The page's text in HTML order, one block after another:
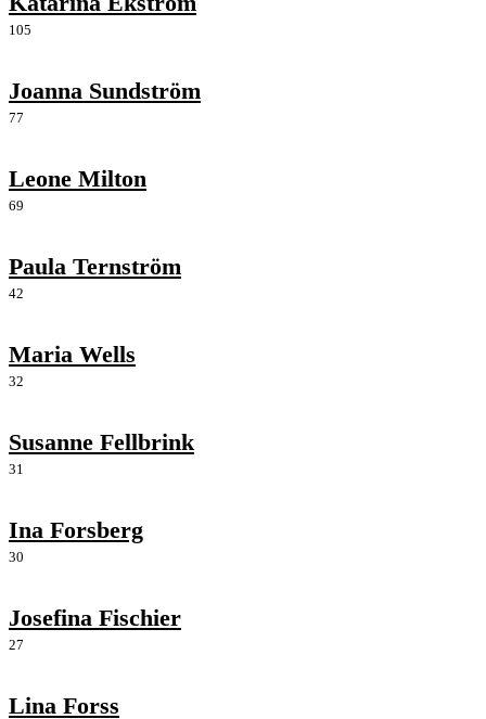
105
Joanna Sundström
77
Leone Milton
69
Paula Ternström
42
Maria Wells
32
Susanne Fellbrink
31
Ina Forsberg
30
Josefina Fischier
27
Lina Forss